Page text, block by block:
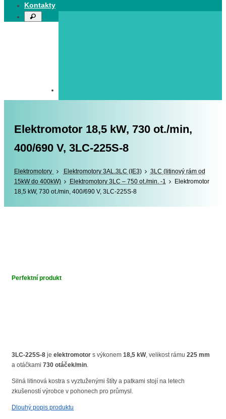
Kontakty
Search
Search
Elektromotor 18,5 kW, 730 ot./min,
400/690 V, 3LC-225S-8
Elektromotory Elektromotory
Elektromotory 3AL,3LC (IE3)
3LC (litinový rám od
15kW do 400kW)
Elektromotory 3LC – 750 ot./min. -1
Elektromotor
18,5 kW, 730 ot./min, 400/690 V, 3LC-225S-8
Perfektní produkt
3LC-225S-8 je elektromotor s výkonem 18,5 kW, velikost rámu 225 mm
a otáčkami 730 otáček/min.
Silná litinová kostra s vyztuženými štíty a patkami stojí na letech
zkušeností výrobce v pohonech pro průmysl.
Dlouhý popis produktu